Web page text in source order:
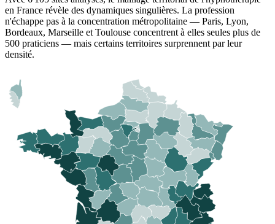
en France révèle des dynamiques singulières. La profession
n'échappe pas à la concentration métropolitaine — Paris, Lyon,
Bordeaux, Marseille et Toulouse concentrent à elles seules plus de
500 praticiens — mais certains territoires surprennent par leur
densité.